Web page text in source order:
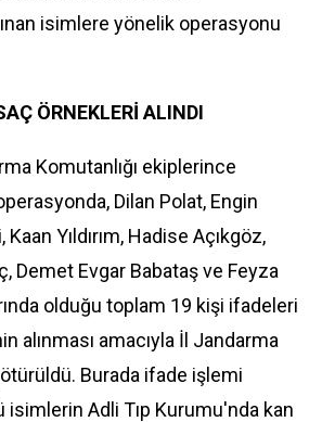
isimlere yönelik operasyonu
ÖRNEKLERİ ALINDI
Komutanlığı ekiplerince
Dilan Polat, Engin
Yıldırım, Hadise Açıkgöz,
Demet Evgar Babataş ve Feyza
olduğu toplam 19 kişi ifadeleri
alınması amacıyla İl Jandarma
Burada ifade işlemi
isimlerin Adli Tıp Kurumu'nda kan